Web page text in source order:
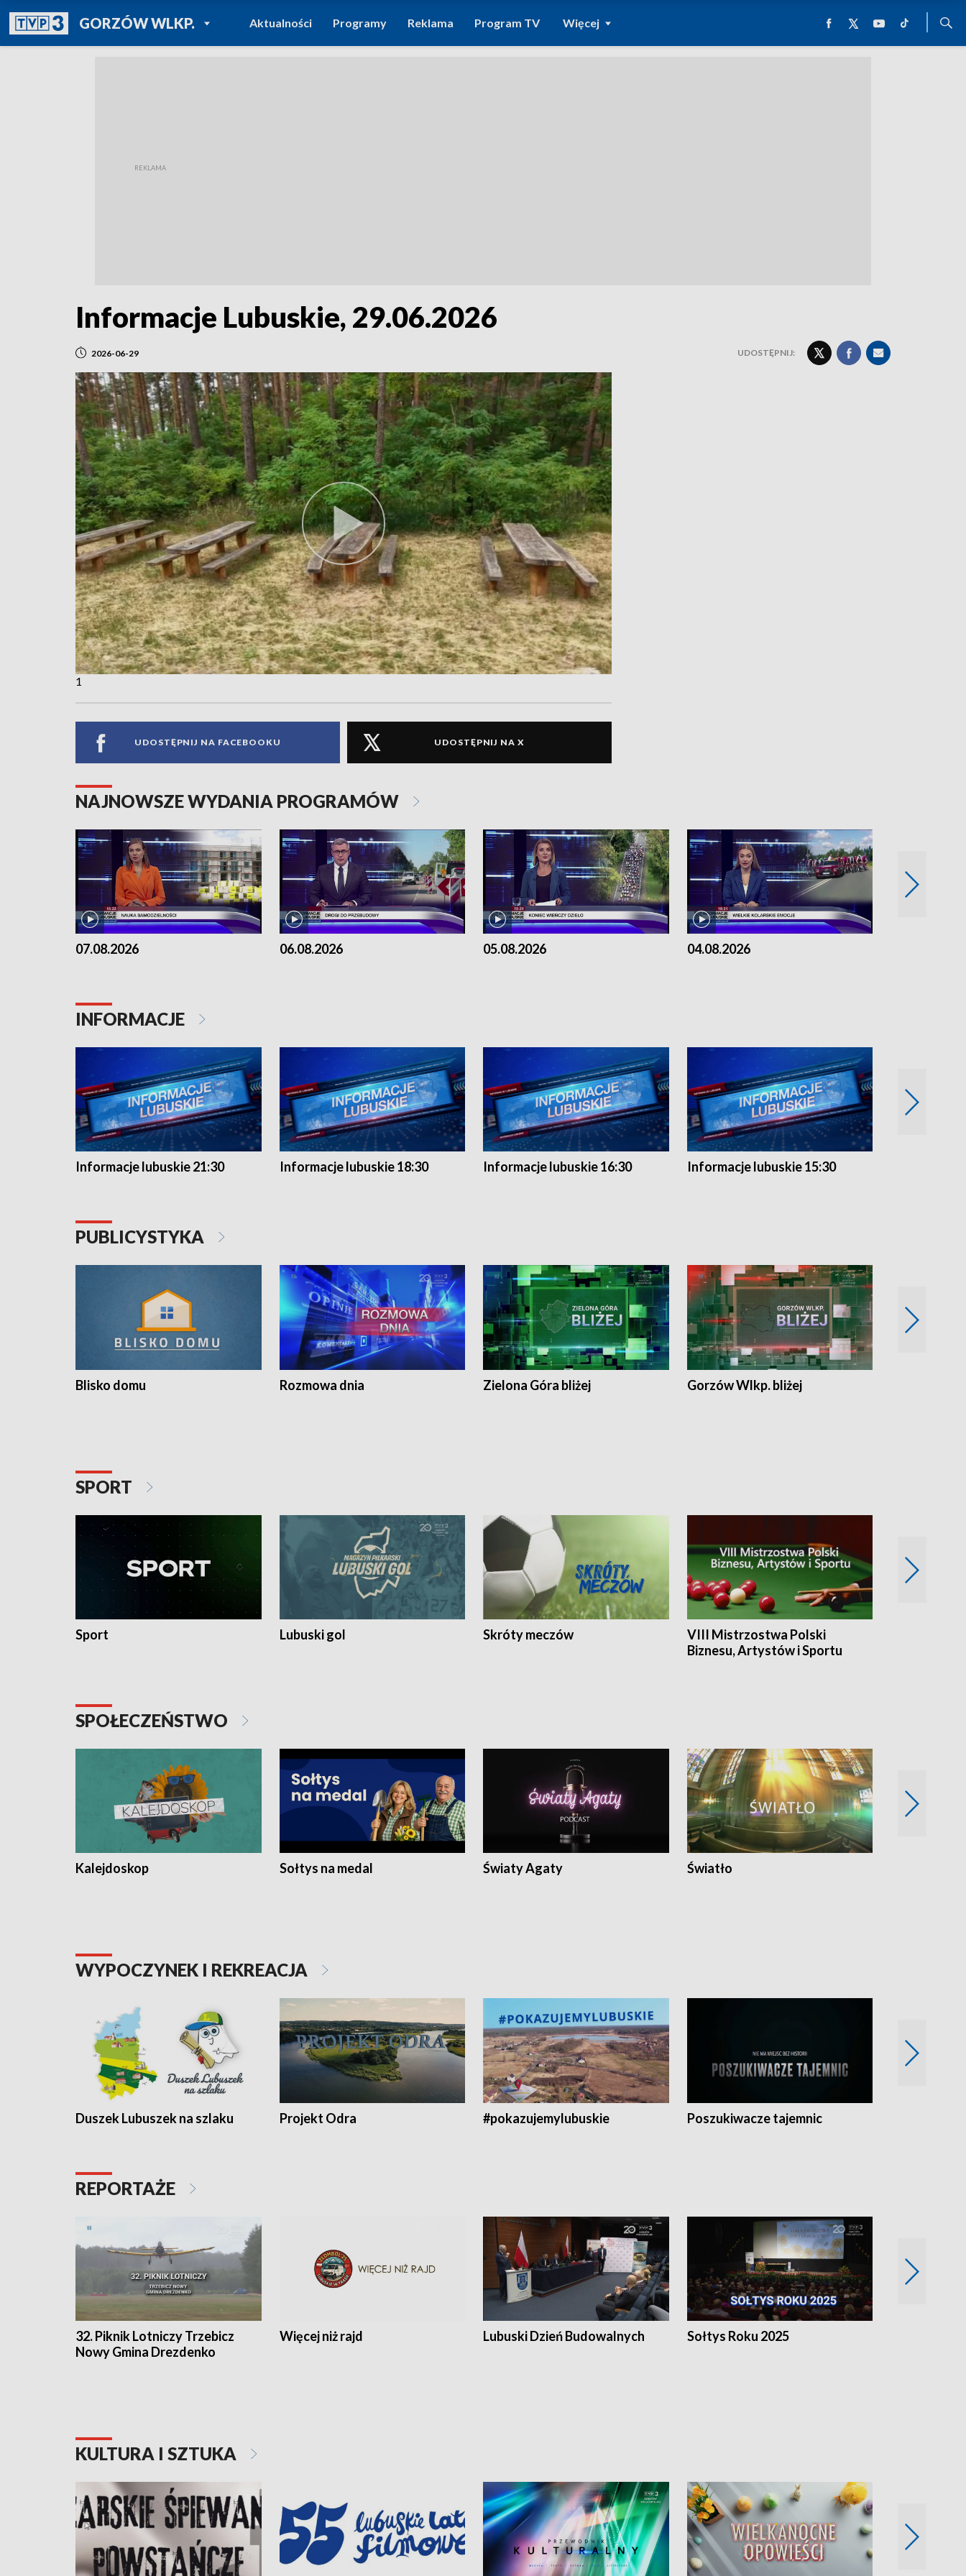
GORZÓW WLKP.POWRÓT DO
TVP REGIONY
Aktualności Programy Reklama Program TV Więcej
Informacje Lubuskie, 29.06.2026
2026-06-29 UDOSTĘPNIJ:
1
UDOSTĘPNIJ NA FACEBOOKU UDOSTĘPNIJ NA X
NAJNOWSZE WYDANIA PROGRAMÓW
07.08.2026 06.08.2026 05.08.2026 04.08.2026
INFORMACJE
Informacje lubuskie 21:30 Informacje lubuskie 18:30 Informacje lubuskie 16:30 Informacje lubuskie 15:30
PUBLICYSTYKA
Blisko domu Rozmowa dnia Zielona Góra bliżej Gorzów Wlkp. bliżej
SPORT
Sport Lubuski gol Skróty meczów
VIII Mistrzostwa Polski
Biznesu, Artystów i Sportu
SPOŁECZEŃSTWO
Kalejdoskop Sołtys na medal Światy Agaty Światło
WYPOCZYNEK I REKREACJA
Duszek Lubuszek na szlaku Projekt Odra #pokazujemylubuskie Poszukiwacze tajemnic
REPORTAŻE
32. Piknik Lotniczy Trzebicz
Nowy Gmina Drezdenko
Więcej niż rajd Lubuski Dzień Budowalnych Sołtys Roku 2025
KULTURA I SZTUKA